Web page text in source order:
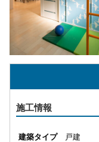
施工情報
建築タイプ 戸建